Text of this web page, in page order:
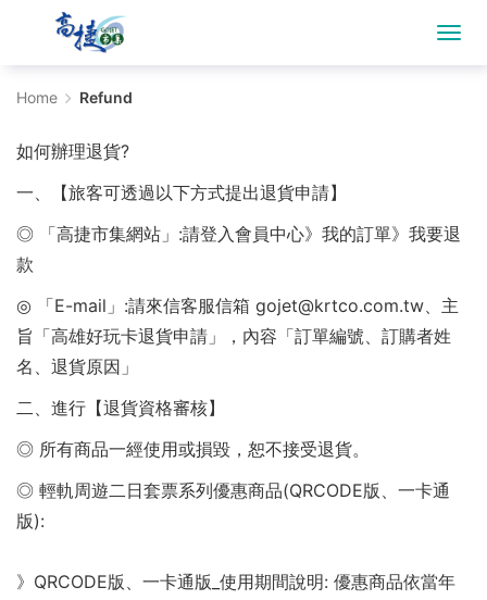
Refund
-
Gojet
krtco
Home Refund
如何辦理退貨?
一、【旅客可透過以下方式提出退貨申請】
◎ 「高捷市集網站」:請登入會員中心》我的訂單》我要退
款
◎ 「E-mail」:請來信客服信箱 gojet@krtco.com.tw、主
旨「高雄好玩卡退貨申請」，內容「訂單編號、訂購者姓
名、退貨原因」
二、進行【退貨資格審核】
◎ 所有商品一經使用或損毀，恕不接受退貨。
◎ 輕軌周遊二日套票系列優惠商品(QRCODE版、一卡通
版):
》QRCODE版、一卡通版_使用期間說明: 優惠商品依當年